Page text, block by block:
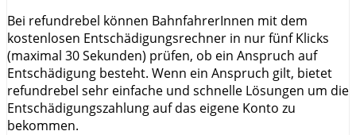
Bei refundrebel können BahnfahrerInnen mit dem
kostenlosen Entschädigungsrechner in nur fünf Klicks
(maximal 30 Sekunden) prüfen, ob ein Anspruch auf
Entschädigung besteht. Wenn ein Anspruch gilt, bietet
refundrebel sehr einfache und schnelle Lösungen um die
Entschädigungszahlung auf das eigene Konto zu
bekommen.